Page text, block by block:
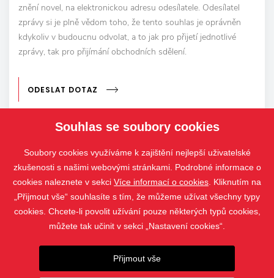
znění novel, na elektronickou adresu odesílatele. Odesílatel
zprávy si je plně vědom toho, že tento souhlas je oprávněn
kdykoliv v budoucnu odvolat, a to jak pro přijetí jednotlivé
zprávy, tak pro přijímání obchodních sdělení.
ODESLAT DOTAZ
PRODUKTY
Souhlas se soubory cookies
Soubory cookies využíváme k zajištění nejlepší uživatelské
zkušenosti s našimi webovými stránkami. Podrobné informace o
cookies naleznete v sekci Více informací o cookies . Kliknutím na
„Přijmout vše“ souhlasíte s tím, že můžeme užívat všechny typy
cookies. Chcete-li povolit užívání pouze některých typů cookies,
můžete tak učinit v sekci „Nastavení cookies“.
Přijmout vše